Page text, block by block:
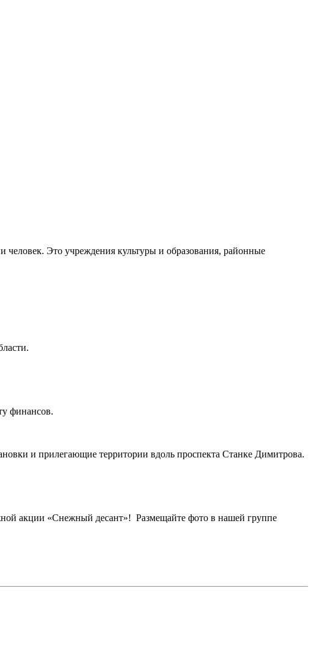
человек. Это учреждения культуры и образования, районные
финансов.
и прилегающие территории вдоль проспекта Станке Димитрова.
акции «Снежный десант»! Размещайте фото в нашей группе